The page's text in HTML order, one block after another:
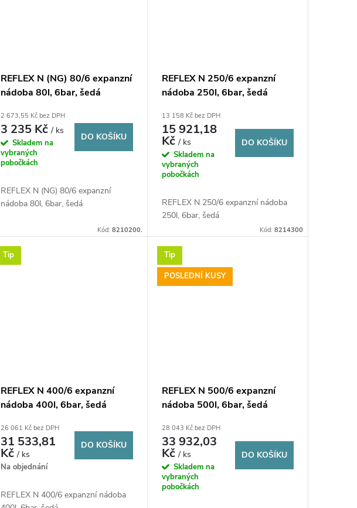
REFLEX N (NG) 80/6 expanzní
nádoba 80l, 6bar, šedá
2 673,55 Kč bez DPH
3 235 Kč/ ks
Skladem na
vybraných
pobočkách
DO KOŠÍKU
REFLEX N (NG) 80/6 expanzní
nádoba 80l, 6bar, šedá
Kód: 8210200.
REFLEX N 250/6 expanzní
nádoba 250l, 6bar, šedá
13 158 Kč bez DPH
15 921,18
Kč/ ks
Skladem na
vybraných
pobočkách
DO KOŠÍKU
REFLEX N 250/6 expanzní nádoba
250l, 6bar, šedá
Kód: 8214300
Tip
REFLEX N 400/6 expanzní
nádoba 400l, 6bar, šedá
26 061 Kč bez DPH
31 533,81
Kč/ ks
Na objednání
DO KOŠÍKU
REFLEX N 400/6 expanzní nádoba
Tip
POSLEDNÍ KUSY
REFLEX N 500/6 expanzní
nádoba 500l, 6bar, šedá
28 043 Kč bez DPH
33 932,03
Kč/ ks
Skladem na
vybraných
pobočkách
DO KOŠÍKU